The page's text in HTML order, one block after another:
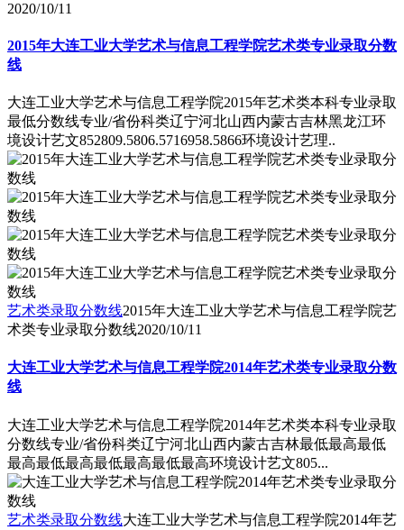
2020/10/11
2015年大连工业大学艺术与信息工程学院艺术类专业录取分数
线
大连工业大学艺术与信息工程学院2015年艺术类本科专业录取
最低分数线专业/省份科类辽宁河北山西内蒙古吉林黑龙江环
境设计艺文852809.5806.5716958.5866环境设计艺理..
艺术类录取分数线2015年大连工业大学艺术与信息工程学院艺
术类专业录取分数线2020/10/11
大连工业大学艺术与信息工程学院2014年艺术类专业录取分数
线
大连工业大学艺术与信息工程学院2014年艺术类本科专业录取
分数线专业/省份科类辽宁河北山西内蒙古吉林最低最高最低
最高最低最高最低最高最低最高环境设计艺文805...
艺术类录取分数线大连工业大学艺术与信息工程学院2014年艺